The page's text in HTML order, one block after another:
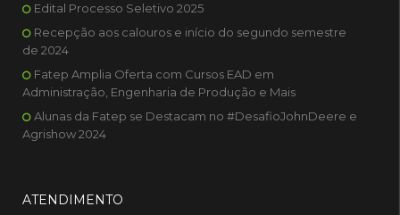
Edital Processo Seletivo 2025
Recepção aos calouros e início do segundo semestre
de 2024
Fatep Amplia Oferta com Cursos EAD em
Administração, Engenharia de Produção e Mais
Alunas da Fatep se Destacam no #DesafioJohnDeere e
Agrishow 2024
ATENDIMENTO